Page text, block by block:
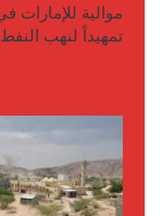
موالية للإمارات
تمهيداً لنهب النفط